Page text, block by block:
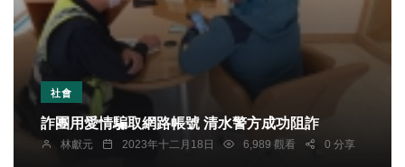
社會
詐團用愛情騙取網路帳號 清水警方成功阻詐
林獻元 2023年十二月18日 6,989 觀看 0 分享